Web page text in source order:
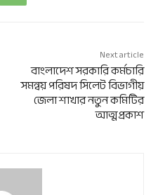
Next article
বাংলাদেশ সরকারি কর্মচারি
সমন্বয় পরিষদ সিলেট বিভাগীয়
জেলা শাখার নতুন কমিটির
আত্মপ্রকাশ